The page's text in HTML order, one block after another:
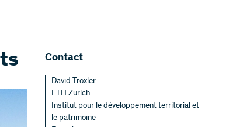
Contact
David Troxler
ETH Zurich
Institut pour le développement territorial et
le patrimoine